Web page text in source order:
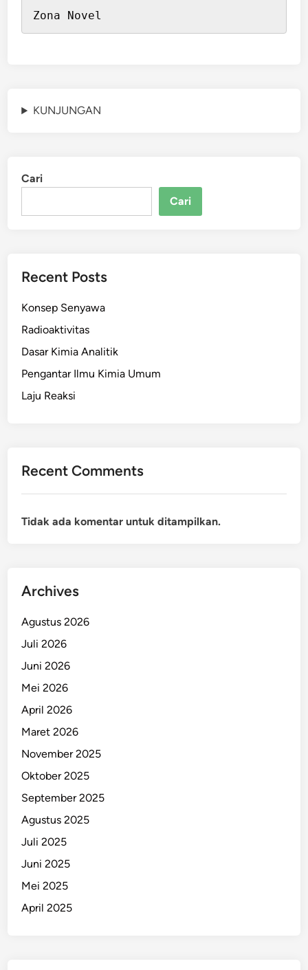
Zona Novel
KUNJUNGAN
Cari
Cari
Recent Posts
Konsep Senyawa
Radioaktivitas
Dasar Kimia Analitik
Pengantar Ilmu Kimia Umum
Laju Reaksi
Recent Comments
Tidak ada komentar untuk ditampilkan.
Archives
Agustus 2026
Juli 2026
Juni 2026
Mei 2026
April 2026
Maret 2026
November 2025
Oktober 2025
September 2025
Agustus 2025
Juli 2025
Juni 2025
Mei 2025
April 2025